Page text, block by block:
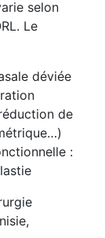
selon
Le
déviée
de
: